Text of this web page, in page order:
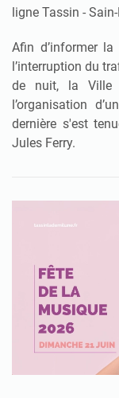
ligne Tassin -
Afin d’informer
l’interruption du
de nuit, la Ville
l’organisation
dernière s'est
Jules Ferry.